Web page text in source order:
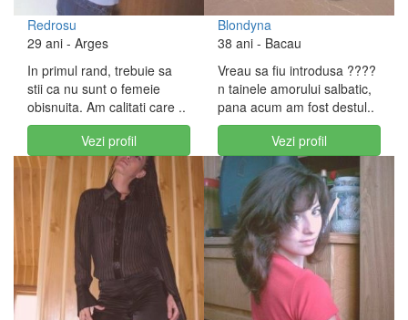
Redrosu
29 ani - Arges
In primul rand, trebuie sa
stii ca nu sunt o femeie
obisnuita. Am calitati care ..
Vezi profil
Blondyna
38 ani - Bacau
Vreau sa fiu introdusa ????
n tainele amorului salbatic,
pana acum am fost destul..
Vezi profil